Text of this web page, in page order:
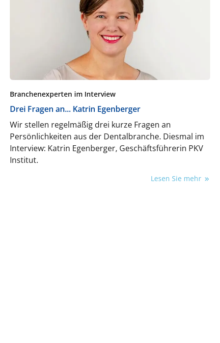
Branchenexperten im Interview
Drei Fragen an... Katrin Egenberger
Wir stellen regelmäßig drei kurze Fragen an
Persönlichkeiten aus der Dentalbranche. Diesmal im
Interview: Katrin Egenberger, Geschäftsführerin PKV
Institut.
Lesen Sie mehr